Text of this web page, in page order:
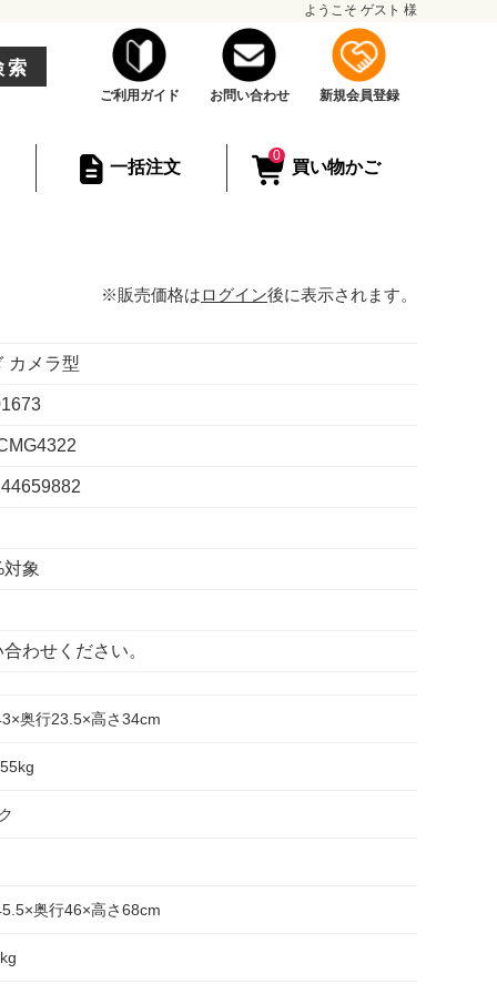
ようこそ ゲスト 様
索
ご利用ガイド お問い合わせ 新規会員登録
一括注文
0
買い物かご
※販売価格はログイン後に表示されます。
カメラ型
象
わせください。
奥行23.5×高さ34cm
奥行46×高さ68cm